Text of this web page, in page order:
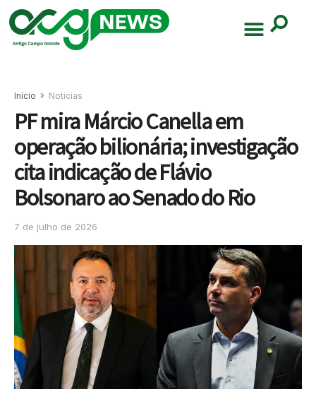
Início Noticias
PF mira Márcio Canella em
operação bilionária; investigação
cita indicação de Flávio
Bolsonaro ao Senado do Rio
7 de julho de 2026